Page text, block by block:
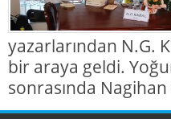
yazarlarından N.G.
bir araya geldi.
sonrasında Nagihan